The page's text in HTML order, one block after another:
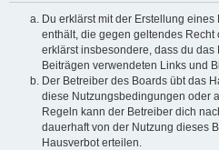
Du erklärst mit der Erstellung
enthält, die gegen geltendes
erklärst insbesondere, dass du das
Beiträgen verwendeten Links und
Der Betreiber des Boards übt das
diese Nutzungsbedingungen oder
Regeln kann der Betreiber dich
dauerhaft von der Nutzung dieses
Hausverbot erteilen.